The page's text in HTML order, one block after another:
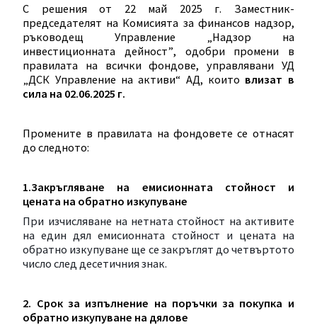
С решения от 22 май 2025 г. Заместник-
председателят на Комисията за финансов надзор,
ръководещ Управление „Надзор на
инвестиционната дейност”, одобри промени в
правилата на всички фондове, управлявани УД
„ДСК Управление на активи“ АД, които влизат в
сила на 02.06.2025 г.
Промените в правилата на фондовете се отнасят
до следното:
1.Закръгляване на емисионната стойност и
цената на обратно изкупуване
При изчисляване на нетната стойност на активите
на един дял емисионната стойност и цената на
обратно изкупуване ще се закръглят до четвъртото
число след десетичния знак.
2. Срок за изпълнение на поръчки за покупка и
обратно изкупуване на дялове